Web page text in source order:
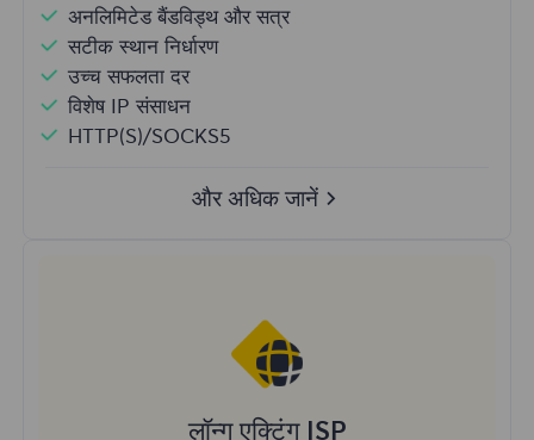
अनलिमिटेड बैंडविड्थ और सत्र
सटीक स्थान निर्धारण
उच्च सफलता दर
विशेष IP संसाधन
HTTP(S)/SOCKS5
और अधिक जानें
लॉन्ग एक्टिंग ISP